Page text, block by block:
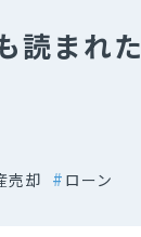
読まれた
売却
ローン